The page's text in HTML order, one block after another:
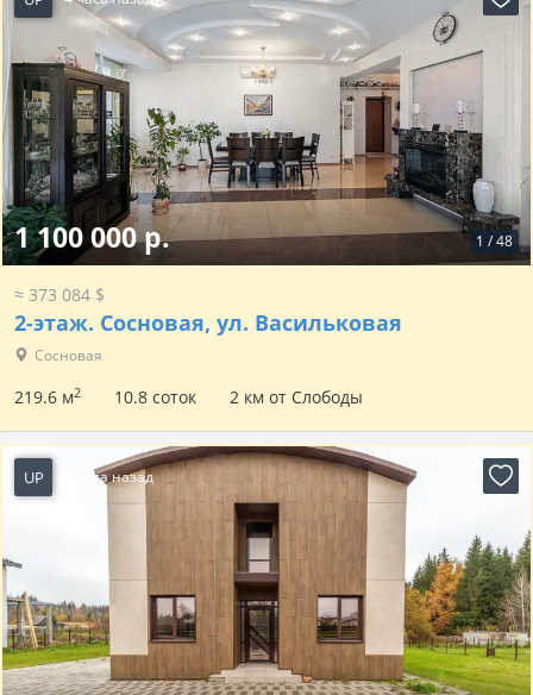
1 /48
1 100 000 р.
≈ 373 084 $
2-этаж. Сосновая, ул. Васильковая
Сосновая
219.6 м2 10.8 соток 2 км от Слободы
UP 4 часа назад